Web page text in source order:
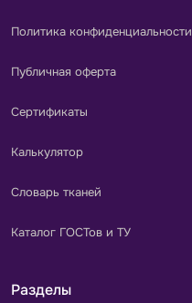
Политика конфиденциальности
Публичная оферта
Сертификаты
Калькулятор
Словарь тканей
Каталог ГОСТов и ТУ
Разделы